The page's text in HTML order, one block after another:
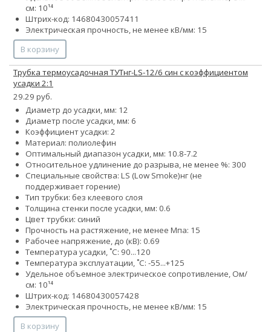
см: 10¹⁴
Штрих-код: 14680430057411
Электрическая прочность, не менее кВ/мм: 15
В корзину
Трубка термоусадочная ТУТнг-LS-12/6 син с коэффициентом
усадки 2:1
29.29 руб.
Диаметр до усадки, мм: 12
Диаметр после усадки, мм: 6
Коэффициент усадки: 2
Материал: полиолефин
Оптимальный диапазон усадки, мм: 10.8-7.2
Относительное удлинение до разрыва, не менее %: 300
Специальные свойства: LS (Low Smoke)нг (не
поддерживает горение)
Тип трубки: без клеевого слоя
Толщина стенки после усадки, мм: 0.6
Цвет трубки: синий
Прочность на растяжение, не менее Мпа: 15
Рабочее напряжение, до (кВ): 0.69
Температура усадки, ˚С: 90...120
Температура эксплуатации, ˚С: -55...+125
Удельное объемное электрическое сопротивление, Ом/
см: 10¹⁴
Штрих-код: 14680430057428
Электрическая прочность, не менее кВ/мм: 15
В корзину